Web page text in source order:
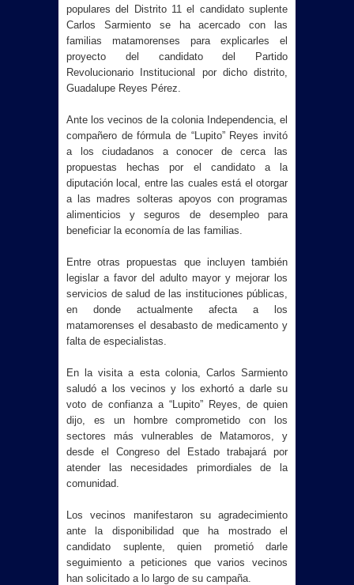
populares del Distrito 11 el candidato suplente
Carlos Sarmiento se ha acercado con las
familias matamorenses para explicarles el
proyecto del candidato del Partido
Revolucionario Institucional por dicho distrito,
Guadalupe Reyes Pérez.
Ante los vecinos de la colonia Independencia, el
compañero de fórmula de “Lupito” Reyes invitó
a los ciudadanos a conocer de cerca las
propuestas hechas por el candidato a la
diputación local, entre las cuales está el otorgar
a las madres solteras apoyos con programas
alimenticios y seguros de desempleo para
beneficiar la economía de las familias.
Entre otras propuestas que incluyen también
legislar a favor del adulto mayor y mejorar los
servicios de salud de las instituciones públicas,
en donde actualmente afecta a los
matamorenses el desabasto de medicamento y
falta de especialistas.
En la visita a esta colonia, Carlos Sarmiento
saludó a los vecinos y los exhortó a darle su
voto de confianza a “Lupito” Reyes, de quien
dijo, es un hombre comprometido con los
sectores más vulnerables de Matamoros, y
desde el Congreso del Estado trabajará por
atender las necesidades primordiales de la
comunidad.
Los vecinos manifestaron su agradecimiento
ante la disponibilidad que ha mostrado el
candidato suplente, quien prometió darle
seguimiento a peticiones que varios vecinos
han solicitado a lo largo de su campaña.